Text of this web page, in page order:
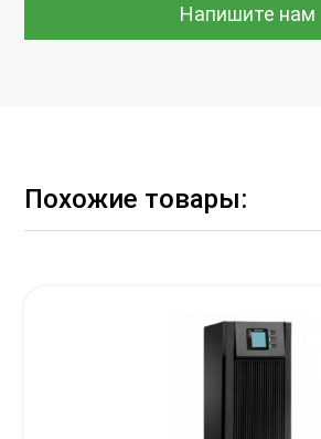
Напишите нам
Похожие товары: